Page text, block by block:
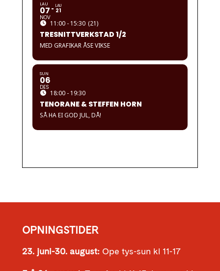
LAU
07
NOV
LAU
21
11:00 - 15:30 (21)
TRESNITTVERKSTAD 1/2
MED GRAFIKAR ÅSE VIKSE
SUN
06
DES
18:00 - 19:30
TENORANE & STEFFEN HORN
SÅ HA EI GOD JUL, DÅ!
OPNINGSTIDER
23. juni-30. august:Ope tys-sun kl 11-17